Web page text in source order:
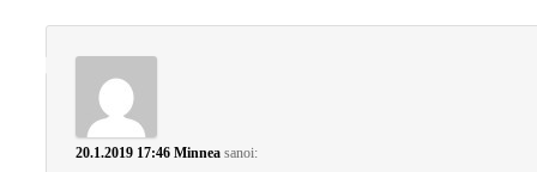
20.1.2019 17:46 Minnea sanoi: